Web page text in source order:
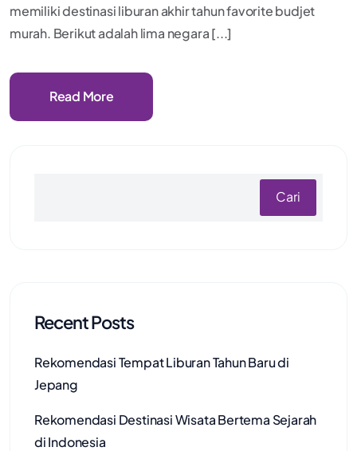
memiliki destinasi liburan akhir tahun favorite budjet
murah. Berikut adalah lima negara [...]
Read More
Cari
Recent Posts
Rekomendasi Tempat Liburan Tahun Baru di
Jepang
Rekomendasi Destinasi Wisata Bertema Sejarah
di Indonesia